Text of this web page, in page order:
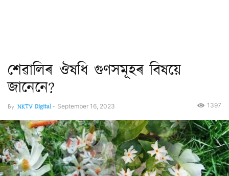
শেৱালিৰ ঔষধি গুণসমূহৰ বিষয়ে
জানেনে?
By NKTV Digital- September 16, 2023 1397